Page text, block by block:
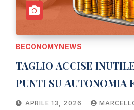
BECONOMYNEWS
TAGLIO ACCISE
PUNTI SU AUTONOMIA
APRILE 13, 2026